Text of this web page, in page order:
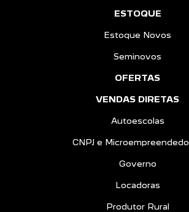
ESTOQUE
Estoque Novos
Seminovos
OFERTAS
VENDAS DIRETAS
Autoescolas
CNPJ e
Governo
Locadoras
Produtor Rural